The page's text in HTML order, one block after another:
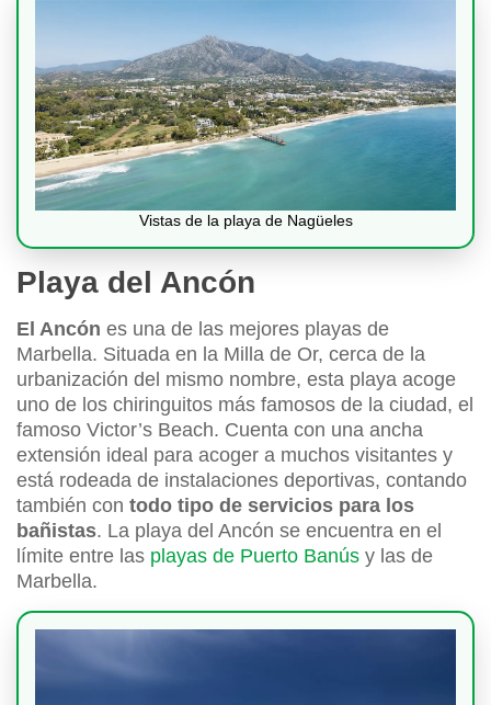
Vistas de la playa de Nagüeles
Playa del Ancón
El Ancón es una de las mejores playas de
Marbella. Situada en la Milla de Or, cerca de la
urbanización del mismo nombre, esta playa acoge
uno de los chiringuitos más famosos de la ciudad, el
famoso Victor’s Beach. Cuenta con una ancha
extensión ideal para acoger a muchos visitantes y
está rodeada de instalaciones deportivas, contando
también con todo tipo de servicios para los
bañistas. La playa del Ancón se encuentra en el
límite entre las playas de Puerto Banús y las de
Marbella.